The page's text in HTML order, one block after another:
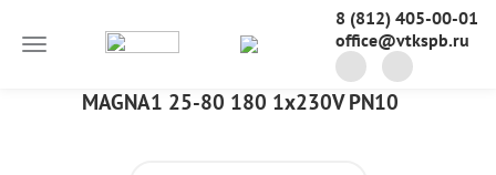
8 (812) 405-00-01
office@vtkspb.ru
MAGNA1 25-80 180 1x230V PN10